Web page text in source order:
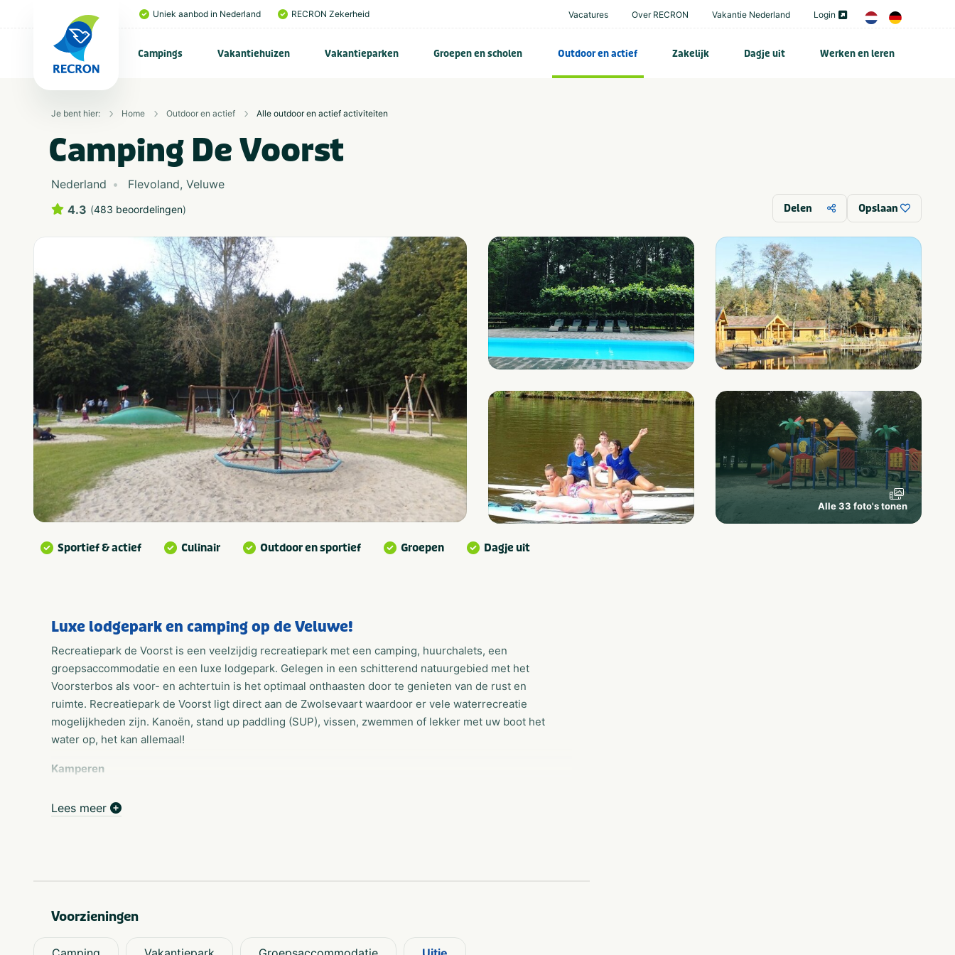
Uniek aanbod in Nederland RECRON Zekerheid Vacatures Over RECRON Vakantie Nederland Login
Campings Vakantiehuizen Vakantieparken Groepen en scholen Outdoor en actief Zakelijk Dagje uit Werken en leren
Je bent hier: Home Outdoor en actief Alle outdoor en actief activiteiten
Camping De Voorst
Nederland Flevoland, Veluwe
4.3 (483 beoordelingen) Delen Opslaan
Alle 33 foto's tonen
Sportief & actief Culinair Outdoor en sportief Groepen Dagje uit
Luxe lodgepark en camping op de Veluwe!
Recreatiepark de Voorst is een veelzijdig recreatiepark met een camping, huurchalets, een
groepsaccommodatie en een luxe lodgepark. Gelegen in een schitterend natuurgebied met het
Voorsterbos als voor- en achtertuin is het optimaal onthaasten door te genieten van de rust en
ruimte. Recreatiepark de Voorst ligt direct aan de Zwolsevaart waardoor er vele waterrecreatie
mogelijkheden zijn. Kanoën, stand up paddling (SUP), vissen, zwemmen of lekker met uw boot het
water op, het kan allemaal!
Kamperen
onthaasten door te genieten van de rust en ruimte. De kampeervelden liggen op het park aan de
Onze groepsaccommodatie ligt tegen het prachtige Voorsterbos aan. De accommodatie is omgeven
Lees meer
Voorzieningen